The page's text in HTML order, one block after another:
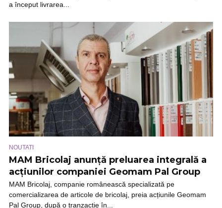
a început livrarea...
NOUTATI
MAM Bricolaj anunță preluarea integrală a
acțiunilor companiei Geomam Pal Group
MAM Bricolaj, companie românească specializată pe
comercializarea de articole de bricolaj, preia acțiunile Geomam
Pal Group, după o tranzacție în...